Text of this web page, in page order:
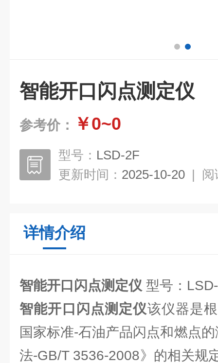
智能开口闪点测定仪
参考价： ￥0~0
型号： LSD-2F
更新时间： 2025-10-20 | 阅
详情介绍
智能开口闪点测定仪 型号：
智能开口闪点测定仪该仪器是
国家标准-石油产品闪点和燃点
法-GB/T 3536-2008》的相关规